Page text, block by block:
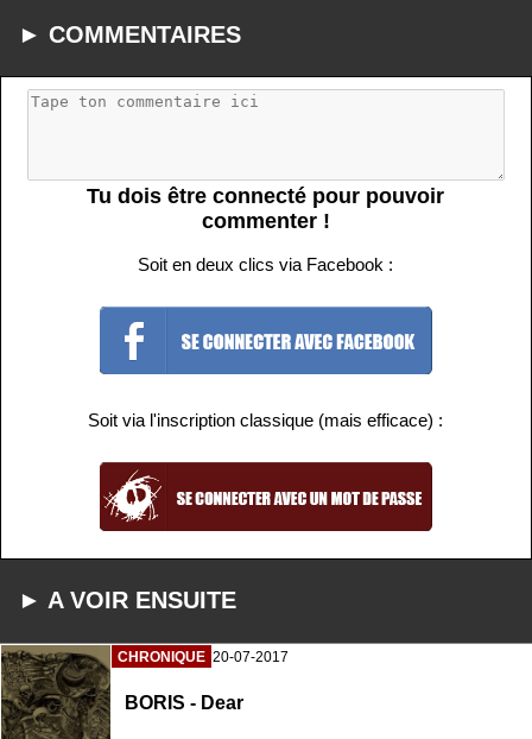
► COMMENTAIRES
Tu dois être connecté pour pouvoir
commenter !
Soit en deux clics via Facebook :
Soit via l'inscription classique (mais efficace) :
► A VOIR ENSUITE
CHRONIQUE 20-07-2017
BORIS - Dear